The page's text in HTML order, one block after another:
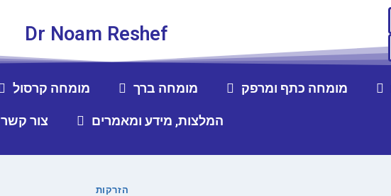
Dr Noam Reshef
מומחה כתף ומרפק מומחה ברך מומחה קרסול
המלצות, מידע ומאמרים צור קשר
הזרקות